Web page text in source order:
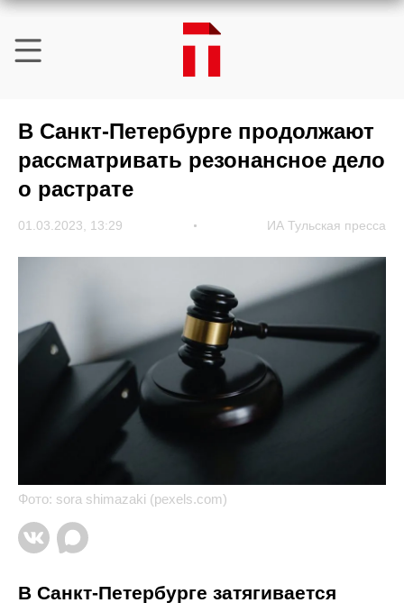
В Санкт-Петербурге продолжают
рассматривать резонансное дело
о растрате
01.03.2023, 13:29 ИА Тульская пресса
Фото: sora shimazaki (pexels.com)
В Санкт-Петербурге затягивается